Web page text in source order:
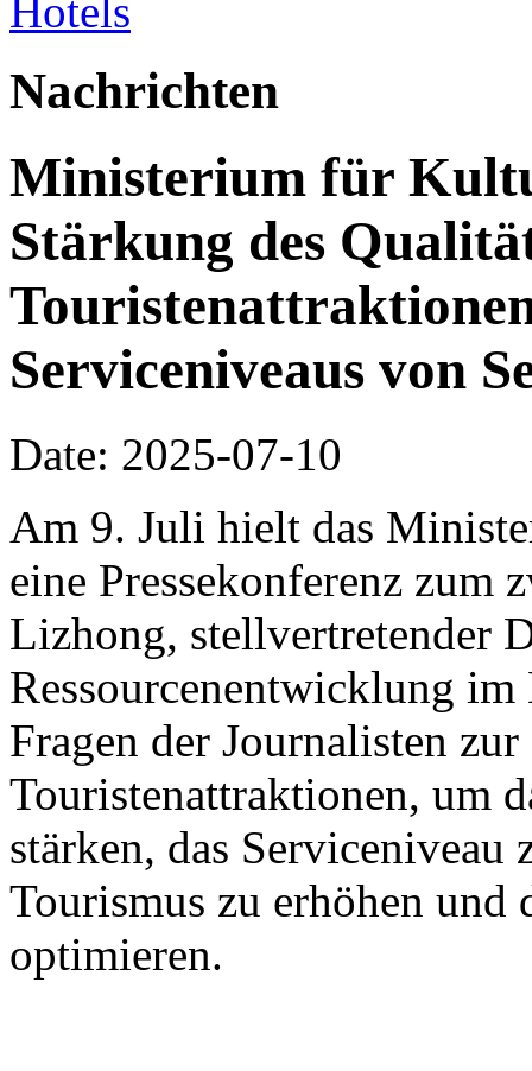
Nachrichten
Ministerium für
Stärkung des
Serviceniveaus von
Date: 2025-07-10
Am 9. Juli hielt das
eine Pressekonferenz zum
Lizhong, stellvertretender
Ressourcenentwicklung
Fragen der Journalisten
Touristenattraktionen, um
stärken, das Serviceniveau
Tourismus zu erhöhen und
optimieren.